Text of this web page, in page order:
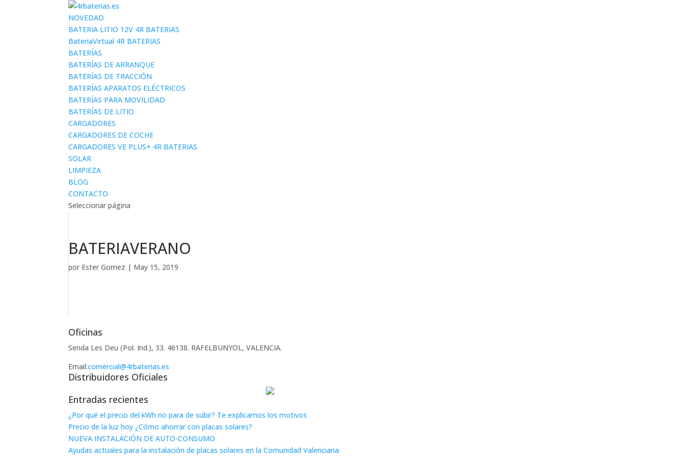
NOVEDAD
BATERIA LITIO 12V 4R BATERIAS
BateriaVirtual 4R BATERIAS
BATERÍAS
BATERÍAS DE ARRANQUE
BATERÍAS DE TRACCIÓN
BATERÍAS APARATOS ELÉCTRICOS
BATERÍAS PARA MOVILIDAD
BATERÍAS DE LITIO
CARGADORES
CARGADORES DE COCHE
CARGADORES VE PLUS+ 4R BATERIAS
SOLAR
LIMPIEZA
BLOG
CONTACTO
Seleccionar página
BATERIAVERANO
por Ester Gomez | May 15, 2019
Oficinas
Senda Les Deu (Pol. Ind.), 33. 46138. RAFELBUNYOL, VALENCIA.
Email:comercial@4rbaterias.es
Distribuidores Oficiales
Entradas recientes
¿Por qué el precio del kWh no para de subir? Te explicamos los motivos
Precio de la luz hoy ¿Cómo ahorrar con placas solares?
NUEVA INSTALACIÓN DE AUTO-CONSUMO
Ayudas actuales para la instalación de placas solares en la Comunidad Valenciana